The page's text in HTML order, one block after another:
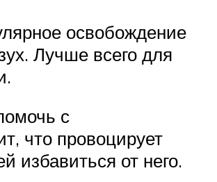
освобождение
Лучше всего для
с
что провоцирует
избавиться от него.